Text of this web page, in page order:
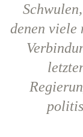
denen viele